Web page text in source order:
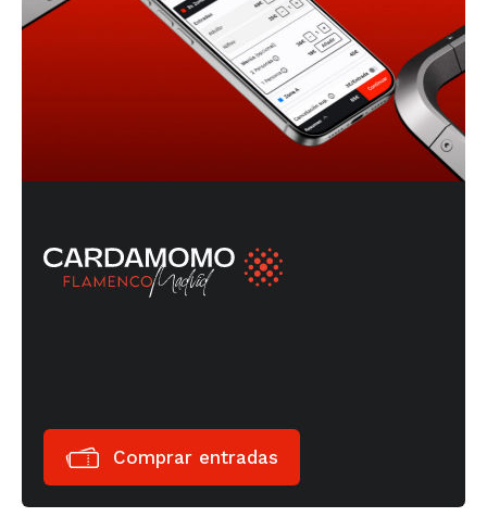
Comprar entradas